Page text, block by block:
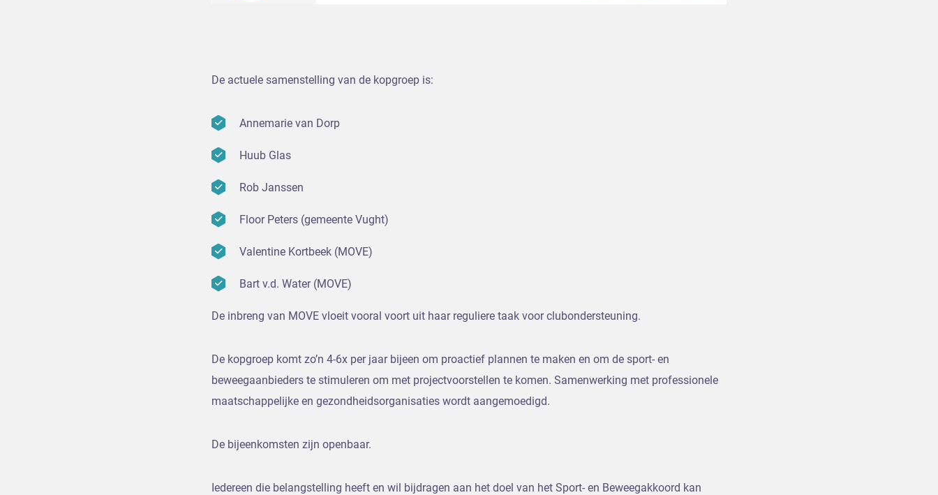
De actuele samenstelling van de kopgroep is:
Annemarie van Dorp
Huub Glas
Rob Janssen
Floor Peters (gemeente Vught)
Valentine Kortbeek (MOVE)
Bart v.d. Water (MOVE)
De inbreng van MOVE vloeit vooral voort uit haar reguliere taak voor clubondersteuning.
De kopgroep komt zo’n 4-6x per jaar bijeen om proactief plannen te maken en om de sport- en
beweegaanbieders te stimuleren om met projectvoorstellen te komen. Samenwerking met professionele
maatschappelijke en gezondheidsorganisaties wordt aangemoedigd.
De bijeenkomsten zijn openbaar.
Iedereen die belangstelling heeft en wil bijdragen aan het doel van het Sport- en Beweegakkoord kan